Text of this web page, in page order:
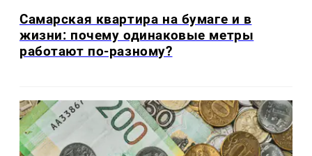
Самарская квартира на бумаге и в
жизни: почему одинаковые метры
работают по-разному?